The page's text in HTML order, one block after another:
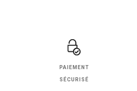
PAIEMENT
SÉCURISÉ